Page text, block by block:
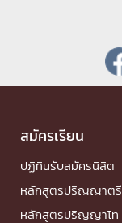
สมัครเรียน
ปฏิทินรับสมัครนิสิต
หลักสูตรปริญญาตรี
หลักสูตรปริญญาโท